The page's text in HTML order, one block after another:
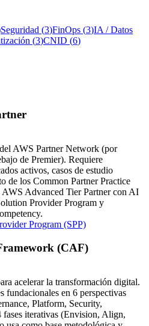
Seguridad (3)FinOps (3)IA / Datos
(3)CNID (6)
AWS Partner Network (por
de Premier). Requiere
activos, casos de estudio
de los Common Partner Practice
Advanced Tier Partner con AI
Provider Program y
Program (SPP)
(CAF)
acelerar la transformación digital.
fundacionales en 6 perspectivas
Platform, Security,
iterativas (Envision, Align,